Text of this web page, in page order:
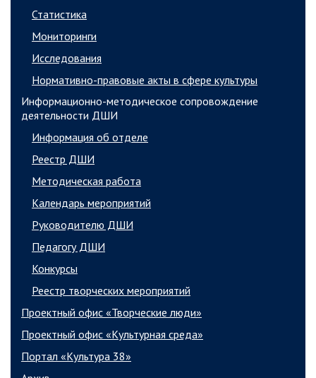
Статистика
Мониторинги
Исследования
Нормативно-правовые акты в сфере культуры
Информационно-методическое сопровождение
деятельности ДШИ
Информация об отделе
Реестр ДШИ
Методическая работа
Календарь мероприятий
Руководителю ДШИ
Педагогу ДШИ
Конкурсы
Реестр творческих мероприятий
Проектный офис «Творческие люди»
Проектный офис «Культурная среда»
Портал «Культура 38»